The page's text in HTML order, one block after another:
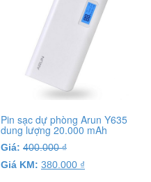
Pin sạc dự phòng Arun Y635
dung lượng 20.000 mAh
Giá: 400.000₫
Giá KM: 380.000 ₫